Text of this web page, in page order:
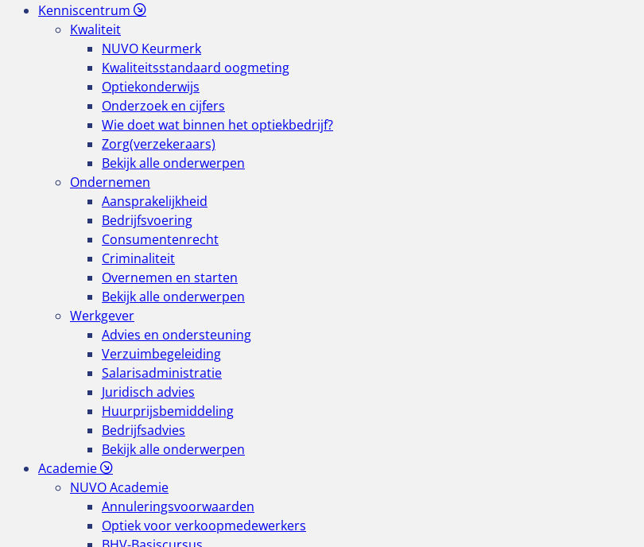
Kenniscentrum
Kwaliteit
NUVO Keurmerk
Kwaliteitsstandaard oogmeting
Optiekonderwijs
Onderzoek en cijfers
Wie doet wat binnen het optiekbedrijf?
Zorg(verzekeraars)
Bekijk alle onderwerpen
Ondernemen
Aansprakelijkheid
Bedrijfsvoering
Consumentenrecht
Criminaliteit
Overnemen en starten
Bekijk alle onderwerpen
Werkgever
Advies en ondersteuning
Verzuimbegeleiding
Salarisadministratie
Juridisch advies
Huurprijsbemiddeling
Bedrijfsadvies
Bekijk alle onderwerpen
Academie
NUVO Academie
Annuleringsvoorwaarden
Optiek voor verkoopmedewerkers